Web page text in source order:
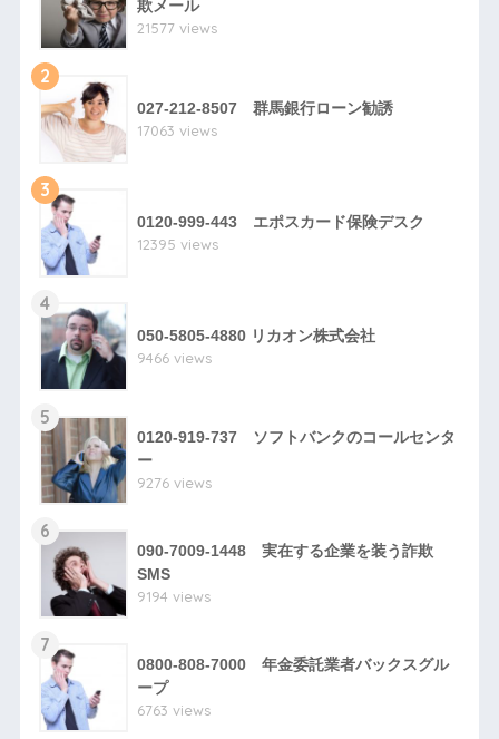
欺メール
21577 views
2
027-212-8507 群馬銀行ローン勧誘
17063 views
3
0120-999-443 エポスカード保険デスク
12395 views
4
050-5805-4880 リカオン株式会社
9466 views
5
0120-919-737 ソフトバンクのコールセンタ
ー
9276 views
6
090-7009-1448 実在する企業を装う詐欺
SMS
9194 views
7
0800-808-7000 年金委託業者バックスグル
ープ
6763 views